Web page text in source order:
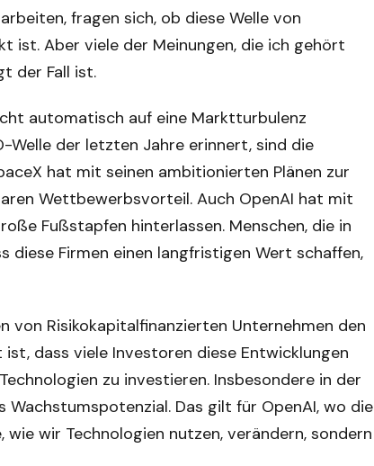
fragen sich, ob diese Welle von
ist. Aber viele der Meinungen, die ich gehört
der Fall ist.
automatisch auf eine Marktturbulenz
Welle der letzten Jahre erinnert, sind die
hat mit seinen ambitionierten Plänen zur
Wettbewerbsvorteil. Auch OpenAI hat mit
Fußstapfen hinterlassen. Menschen, die in
diese Firmen einen langfristigen Wert schaffen,
von Risikokapitalfinanzierten Unternehmen den
dass viele Investoren diese Entwicklungen
zu investieren. Insbesondere in der
Das gilt für OpenAI, wo die
wir Technologien nutzen, verändern, sondern